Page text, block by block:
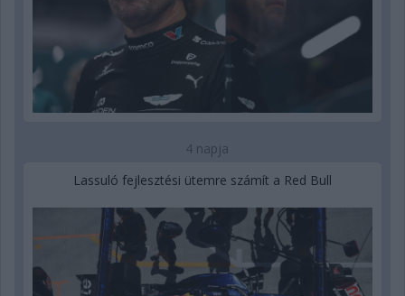
4 napja
Lassuló fejlesztési ütemre számít a Red Bull